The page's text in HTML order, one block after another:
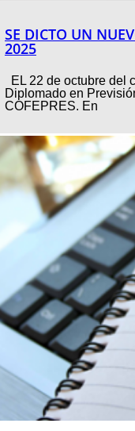
SE DICTO UN
2025
EL 22 de octubre del
Diplomado en
COFEPRES. En